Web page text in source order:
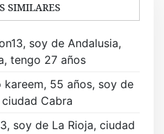
SIMILARES
soy de Andalusia,
tengo 27 años
kareem, 55 años, soy de
Cabra
soy de La Rioja, ciudad